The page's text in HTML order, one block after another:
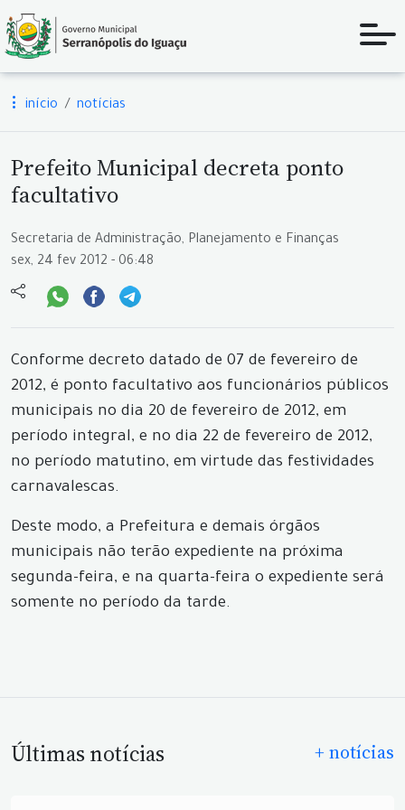
início notícias
Prefeito Municipal decreta ponto
facultativo
Secretaria de Administração, Planejamento e Finanças
sex, 24 fev 2012 - 06:48
Conforme decreto datado de 07 de fevereiro de
2012, é ponto facultativo aos funcionários públicos
municipais no dia 20 de fevereiro de 2012, em
período integral, e no dia 22 de fevereiro de 2012,
no período matutino, em virtude das festividades
carnavalescas.
Deste modo, a Prefeitura e demais órgãos
municipais não terão expediente na próxima
segunda-feira, e na quarta-feira o expediente será
somente no período da tarde.
Últimas notícias + notícias